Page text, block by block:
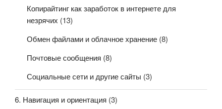
Копирайтинг как заработок в интернете для
незрячих (13)
Обмен файлами и облачное хранение (8)
Почтовые сообщения (8)
Социальные сети и другие сайты (3)
6. Навигация и ориентация (3)